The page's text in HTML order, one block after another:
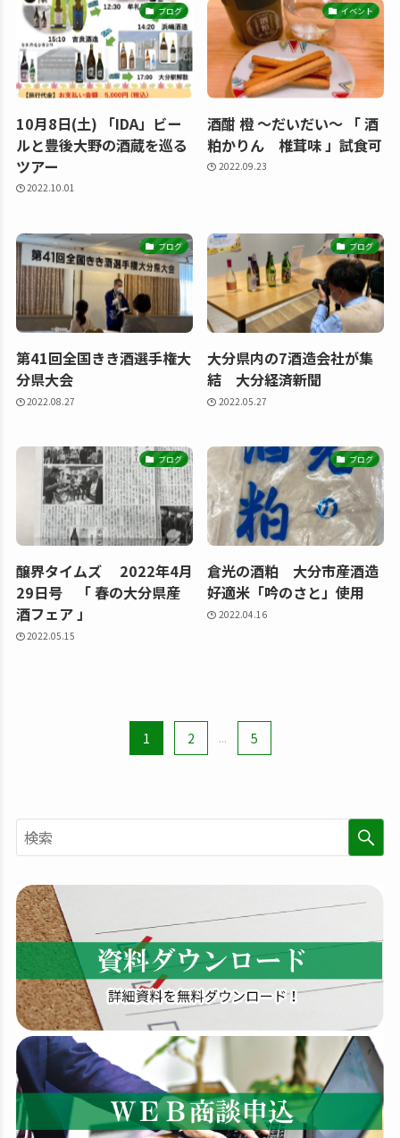
ブログ
10月8日(土) 「IDA」ビー
ルと豊後大野の酒蔵を巡る
ツアー
2022.10.01
イベント
酒酣 橙 〜だいだい〜 「 酒
粕かりん 椎茸味 」試食可
2022.09.23
ブログ
第41回全国きき酒選手権大
分県大会
2022.08.27
ブログ
大分県内の7酒造会社が集
結 大分経済新聞
2022.05.27
ブログ
醸界タイムズ 2022年4月
29日号 「 春の大分県産
酒フェア 」
2022.05.15
ブログ
倉光の酒粕 大分市産酒造
好適米「吟のさと」使用
2022.04.16
1 2 ... 5
索